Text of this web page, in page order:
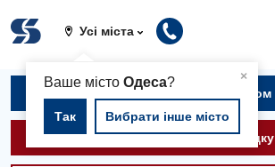
Усі міста
×
Ваше містоОдеса?
Так Вибрати інше місто
Записатися на прийом
Викликати швидку